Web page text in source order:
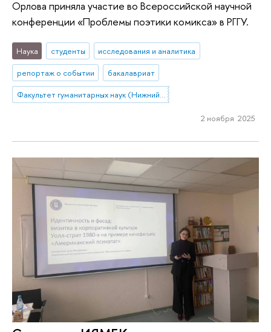
Орлова приняла участие во Всероссийской научной
конференции «Проблемы поэтики комикса» в РГГУ.
Наука студенты
исследования и аналитика
репортаж о событии
бакалавриат
Факультет гуманитарных наук (Нижний Новгород)
2 ноября 2025